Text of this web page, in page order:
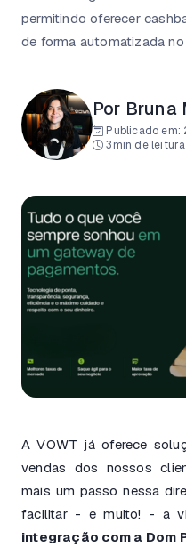
permitindo oferecer
de forma automatizada
Por Bruna
Publicado em:
3min de leitura
A VOWT já oferece
vendas dos nossos
mais um passo nessa
facilitar - e muito! - a
integração com a Dom